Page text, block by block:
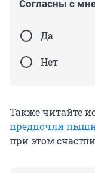
Согласны с
Да
Нет
Также читайте
предпочли
при этом